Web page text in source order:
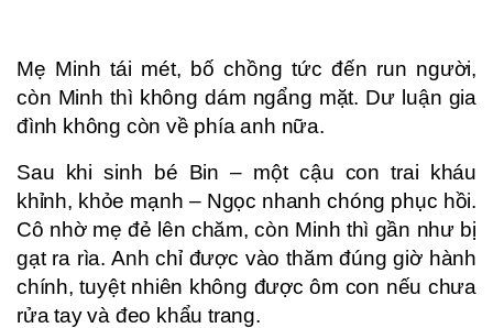
Mẹ Minh tái mét, bố chồng tức đến run người,
còn Minh thì không dám ngẩng mặt. Dư luận gia
đình không còn về phía anh nữa.
Sau khi sinh bé Bin – một cậu con trai kháu
khỉnh, khỏe mạnh – Ngọc nhanh chóng phục hồi.
Cô nhờ mẹ đẻ lên chăm, còn Minh thì gần như bị
gạt ra rìa. Anh chỉ được vào thăm đúng giờ hành
chính, tuyệt nhiên không được ôm con nếu chưa
rửa tay và đeo khẩu trang.